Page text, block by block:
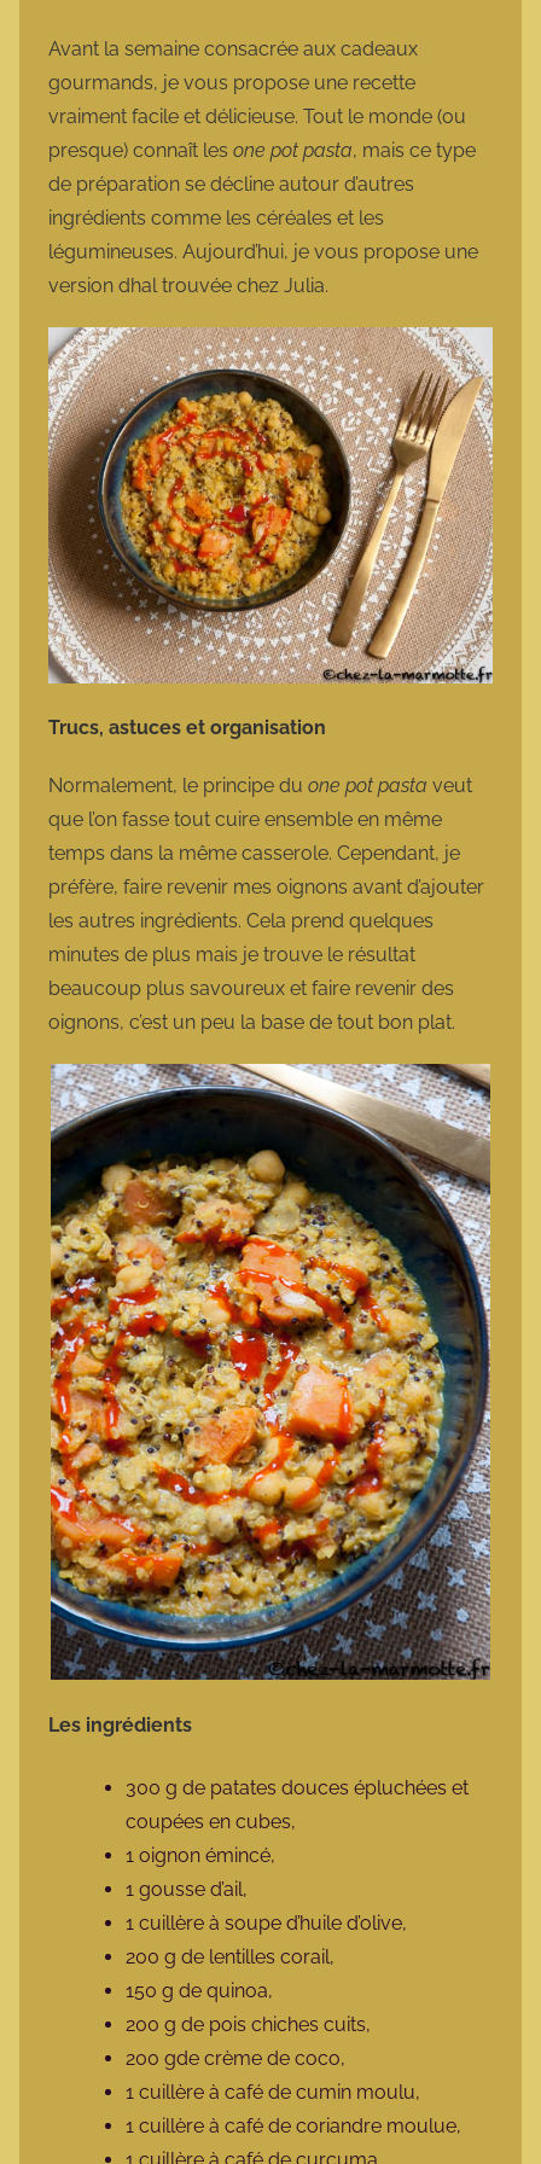
o
t
t
e
Avant la semaine consacrée aux cadeaux
gourmands, je vous propose une recette
vraiment facile et délicieuse. Tout le monde (ou
presque) connaît les one pot pasta, mais ce type
de préparation se décline autour d’autres
ingrédients comme les céréales et les
légumineuses. Aujourd’hui, je vous propose une
version dhal trouvée chez Julia.
Trucs, astuces et organisation
Normalement, le principe du one pot pasta veut
que l’on fasse tout cuire ensemble en même
temps dans la même casserole. Cependant, je
préfère, faire revenir mes oignons avant d’ajouter
les autres ingrédients. Cela prend quelques
minutes de plus mais je trouve le résultat
beaucoup plus savoureux et faire revenir des
oignons, c’est un peu la base de tout bon plat.
Les ingrédients
300 g de patates douces épluchées et
coupées en cubes,
1 oignon émincé,
1 gousse d’ail,
1 cuillère à soupe d’huile d’olive,
200 g de lentilles corail,
150 g de quinoa,
200 g de pois chiches cuits,
200 gde crème de coco,
1 cuillère à café de cumin moulu,
1 cuillère à café de coriandre moulue,